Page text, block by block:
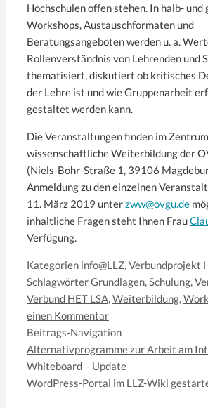
Hochschulen offen stehen. In halb- und
Workshops, Austauschformaten und
Beratungsangeboten werden u. a.
Rollenverständnis von Lehrenden und
thematisiert, diskutiert ob kritisches
der Lehre ist und wie Gruppenarbeit
gestaltet werden kann.
Die Veranstaltungen finden im
wissenschaftliche Weiterbildung der
(Niels-Bohr-Straße 1, 39106
Anmeldung zu den einzelnen
11. März 2019 unterzww@ovgu.de
inhaltliche Fragen steht Ihnen Frau
Verfügung.
Kategorien info@LLZ,Verbundprojekt
SchlagwörterGrundlagen,Schulung,
Verbund HET LSA,Weiterbildung,
einen Kommentar
Beitrags-Navigation
Alternativprogramme zur Arbeit am
Whiteboard – Update
WordPress-Portal im LLZ-Wiki